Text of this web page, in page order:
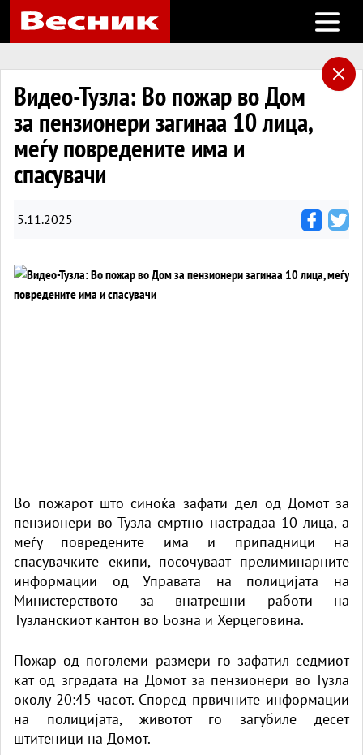
Open
Видео-Тузла: Во пожар во Дом
за пензионери загинаа 10 лица,
меѓу повредените има и
спасувачи
5.11.2025
Во пожарот што синоќа зафати дел од Домот за
пензионери во Тузла смртно настрадаа 10 лица, а
меѓу повредените има и припадници на
спасувачките екипи, посочуваат прелиминарните
информации од Управата на полицијата на
Министерството за внатрешни работи на
Тузланскиот кантон во Бозна и Херцеговина.
Пожар од поголеми размери го зафатил седмиот
кат од зградата на Домот за пензионери во Тузла
околу 20:45 часот. Според првичните информации
на полицијата, животот го загубиле десет
штитеници на Домот.